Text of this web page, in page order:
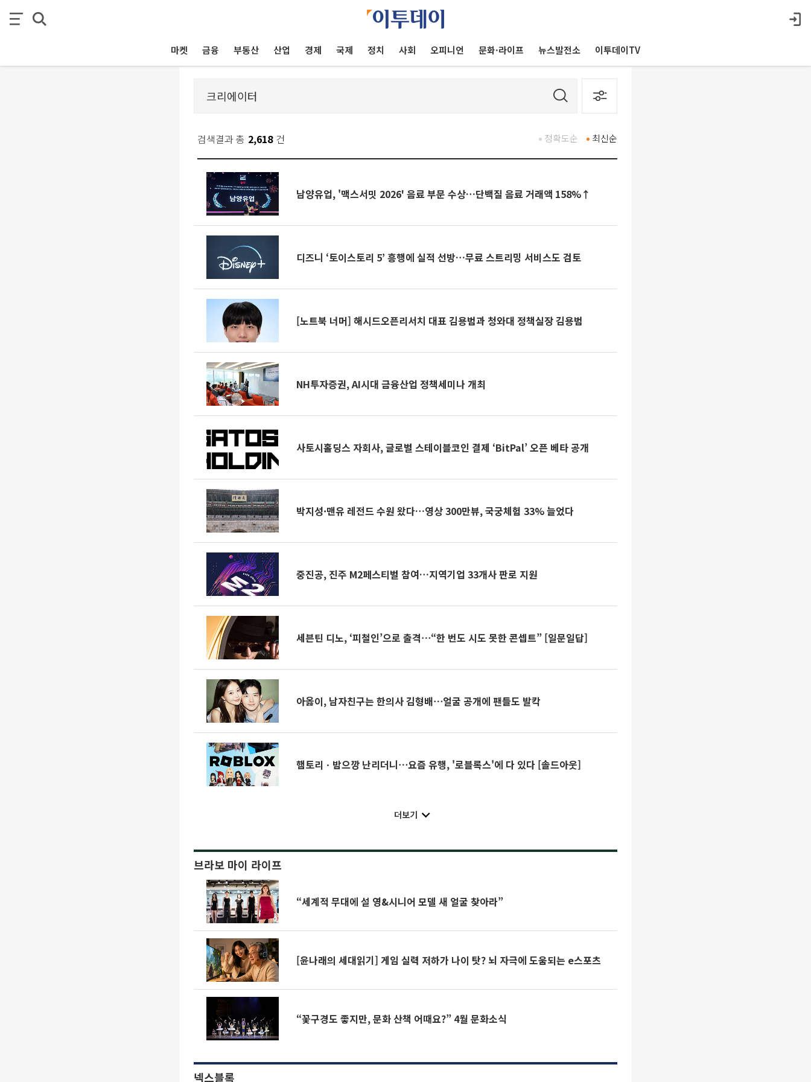
마켓 금융 부동산 산업 경제 국제 정치 사회 오피니언 문화·라이프 뉴스발전소 이투데이TV
검색결과 총 2,618 건 최신순
정확도순
남양유업, '맥스서밋 2026' 음료 부문 수상…단백질 음료 거래액 158%↑
디즈니 ‘토이스토리 5’ 흥행에 실적 선방…무료 스트리밍 서비스도 검토
[노트북 너머] 해시드오픈리서치 대표 김용범과 청와대 정책실장 김용범
NH투자증권, AI시대 금융산업 정책세미나 개최
사토시홀딩스 자회사, 글로벌 스테이블코인 결제 ‘BitPal’ 오픈 베타 공개
박지성·맨유 레전드 수원 왔다…영상 300만뷰, 국궁체험 33% 늘었다
중진공, 진주 M2페스티벌 참여…지역기업 33개사 판로 지원
세븐틴 디노, ‘피철인’으로 출격⋯“한 번도 시도 못한 콘셉트” [일문일답]
아옳이, 남자친구는 한의사 김형배⋯얼굴 공개에 팬들도 발칵
햄토리ㆍ밤으깡 난리더니⋯요즘 유행, '로블록스'에 다 있다 [솔드아웃]
더보기
브라보 마이 라이프
“세계적 무대에 설 영&시니어 모델 새 얼굴 찾아라”
[윤나래의 세대읽기] 게임 실력 저하가 나이 탓? 뇌 자극에 도움되는 e스포츠
“꽃구경도 좋지만, 문화 산책 어때요?” 4월 문화소식
넥스블록